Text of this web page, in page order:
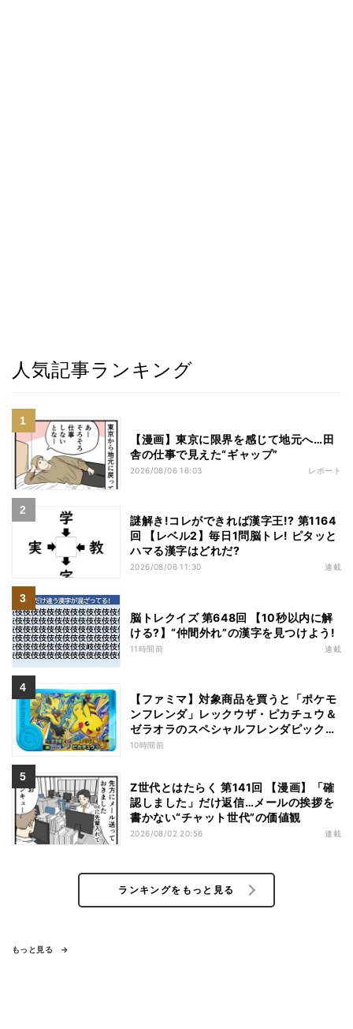
人気記事ランキング
【漫画】東京に限界を感じて地元へ…田
舎の仕事で見えた“ギャップ”
2026/08/06 16:03 レポート
謎解き!コレができれば漢字王!? 第1164
回 【レベル2】毎日1問脳トレ! ピタッと
ハマる漢字はどれだ?
2026/08/06 11:30 連載
脳トレクイズ 第648回 【10秒以内に解
ける?】“仲間外れ”の漢字を見つけよう!
11時間前 連載
【ファミマ】対象商品を買うと「ポケモ
ンフレンダ」レックウザ・ピカチュウ＆
ゼラオラのスペシャルフレンダピックが
もらえるキャンペーン
10時間前
Z世代とはたらく 第141回 【漫画】「確
認しました」だけ返信…メールの挨拶を
書かない“チャット世代”の価値観
2026/08/02 20:56 連載
ランキングをもっと見る
もっと見る